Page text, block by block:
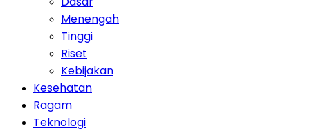
Menengah
Tinggi
Riset
Kebijakan
Kesehatan
Ragam
Teknologi